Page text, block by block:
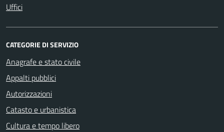
Uffici
CATEGORIE DI SERVIZIO
Anagrafe e stato civile
Appalti pubblici
Autorizzazioni
Catasto e urbanistica
Cultura e tempo libero